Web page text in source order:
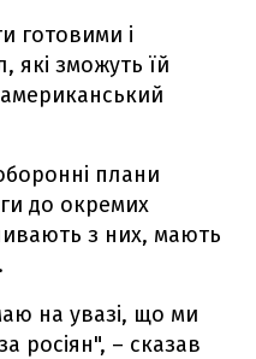
готовими і
які зможуть їй
плани
до окремих
з них, мають
на увазі, що ми
росіян", – сказав